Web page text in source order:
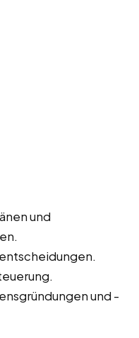
und
und -